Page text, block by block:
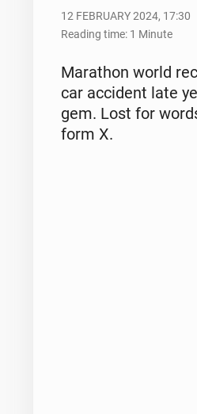
12 FEBRUARY 2024, 17:30
Reading time: 1 Minute
Marathon world
car ac­ci­dent late
gem. Lost for
form X.